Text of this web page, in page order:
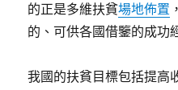
的正是多維扶貧場地佈置
的、可供各國借鑒的成功
我國的扶貧目標包括提高